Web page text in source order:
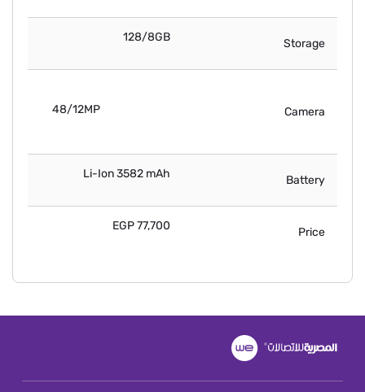
Storage
128/8GB
Camera
48/12MP
Battery
Li-Ion 3582 mAh
Price
77,700 EGP